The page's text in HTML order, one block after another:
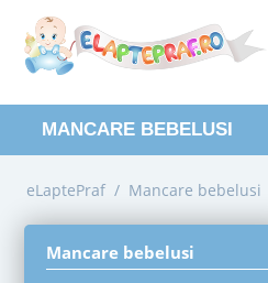
MANCARE BEBELUSI
eLaptePraf / Mancare bebelusi
Mancare bebelusi